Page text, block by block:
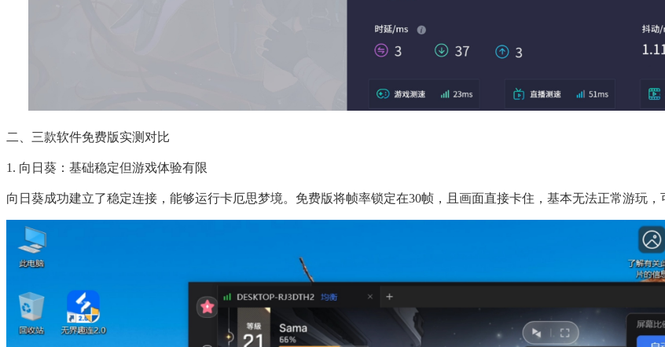
二、三款软件免费版实测对比
1. 向日葵：基础稳定但游戏体验有限
向日葵成功建立了稳定连接，能够运行卡厄思梦境。免费版将帧率锁定在30帧，且画面直接卡住，基本无法正常游玩，